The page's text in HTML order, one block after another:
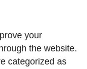
your
the website.
categorized as